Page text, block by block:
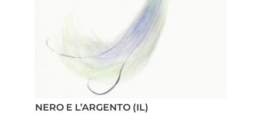
NERO E L’ARGENTO (IL)